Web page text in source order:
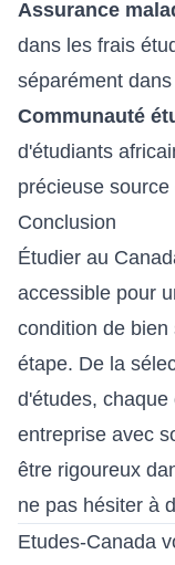
Assurance
dans les frais
séparément
Communauté
d'étudiants
précieuse
Conclusion
Étudier au
accessible pour
condition de
étape. De la
d'études,
entreprise avec
être rigoureux
ne pas hésiter à
Etudes-Canada